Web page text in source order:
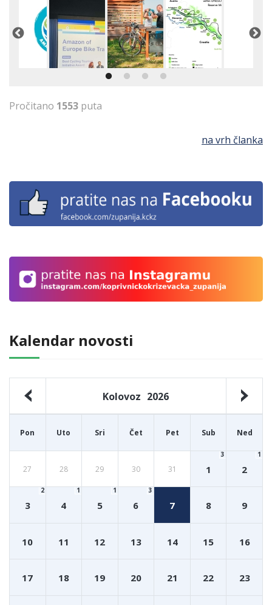
Kalendar novosti
Kolovoz 2026
Pon Uto Sri Čet Pet Sub Ned
27 28 29 30 31 1
3
2
1
3
2
4
1
5
1
6
3
7 8 9
10 11 12 13 14 15 16
17 18 19 20 21 22 23
Pročitano 1553 puta
na vrh članka